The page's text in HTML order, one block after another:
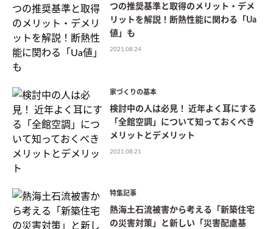
つの推奨基準と取得のメリット・デメ
リットを解説！断熱性能に関わる「Ua
値」も
2021.08.24
家づくりの基本
検討中の人は必見！ 近年よく耳にする
「全館空調」について知っておくべき
メリットとデメリット
2021.08.21
特集記事
熱海土石流被害から考える「新築住宅
の災害対策」と新しい「災害配慮基